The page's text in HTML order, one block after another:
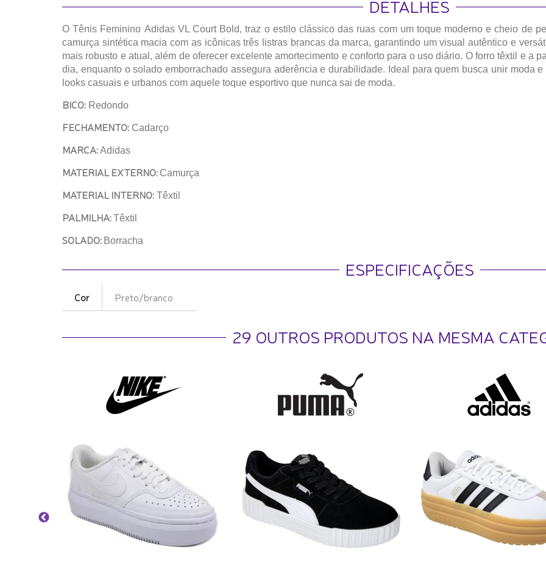
DETALHES
O Tênis Feminino Adidas VL Court Bold, traz o estilo clássico das ruas com um toque moderno e cheio de
camurça sintética macia com as icônicas três listras brancas da marca, garantindo um visual autêntico e
mais robusto e atual, além de oferecer excelente amortecimento e conforto para o uso diário. O forro têxtil e a
dia, enquanto o solado emborrachado assegura aderência e durabilidade. Ideal para quem busca unir moda
looks casuais e urbanos com aquele toque esportivo que nunca sai de moda.
BICO: Redondo
FECHAMENTO: Cadarço
MARCA:Adidas
MATERIAL EXTERNO: Camurça
MATERIAL INTERNO: Têxtil
PALMILHA:Têxtil
SOLADO: Borracha
ESPECIFICAÇÕES
Cor Preto/branco
29 OUTROS PRODUTOS NA MESMA